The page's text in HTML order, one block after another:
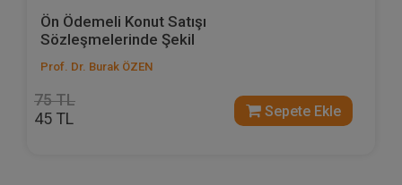
Ön Ödemeli Konut Satışı
Sözleşmelerinde Şekil
Prof. Dr. Burak ÖZEN
75 TL
45 TL Sepete Ekle